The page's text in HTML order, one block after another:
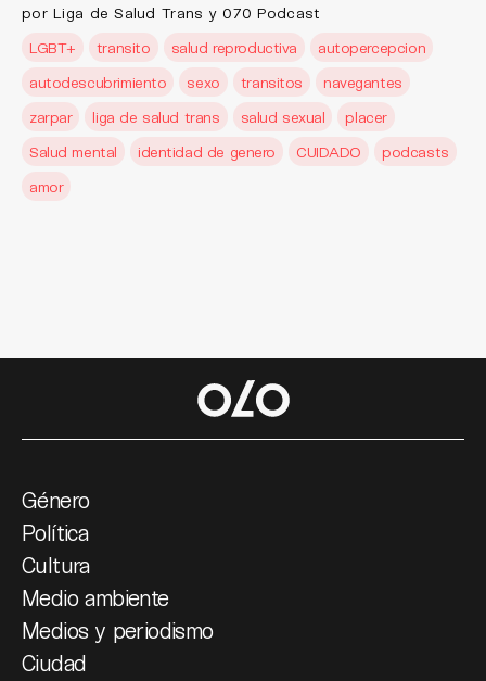
por Liga de Salud Trans y 070 Podcast
LGBT+
transito salud reproductiva
autopercepcion
autodescubrimiento
sexo transitos
navegantes
zarpar
liga de salud trans salud sexual
placer
Salud mental
identidad de genero CUIDADO
podcasts
amor
Género
Política
Cultura
Medio ambiente
Medios y periodismo
Ciudad